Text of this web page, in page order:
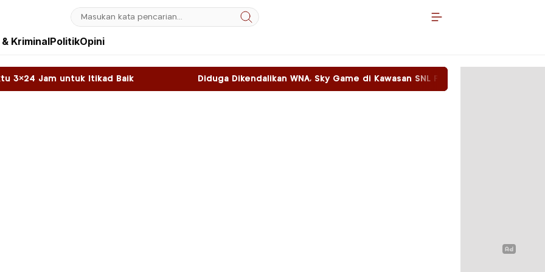
KriminalPolitikOpini
Baik Diduga Dikendalikan WNA, Sky Game di Kawasan SNL Food Beroperasi Dengan Bebas